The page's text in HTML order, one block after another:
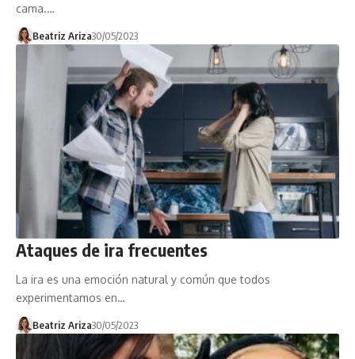
cama.…
Beatriz Ariza30/05/2023
Ataques de ira frecuentes
La ira es una emoción natural y común que todos
experimentamos en…
Beatriz Ariza30/05/2023